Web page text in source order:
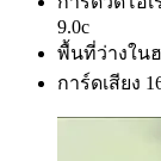
9.0c
พื้นที่ว่างใน
การ์ดเสียง